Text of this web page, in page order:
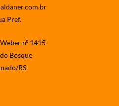
Pref.
nº 1415
Bosque
RS